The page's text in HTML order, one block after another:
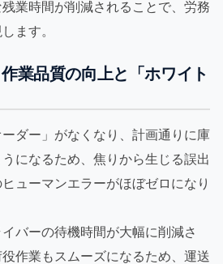
業時間が削減されることで、労務
ます。
業品質の向上と「ホワイト
ダー」がなくなり、計画通りに庫
になるため、焦りから生じる誤出
ューマンエラーがほぼゼロになり
バーの待機時間が大幅に削減さ
作業もスムーズになるため、運送